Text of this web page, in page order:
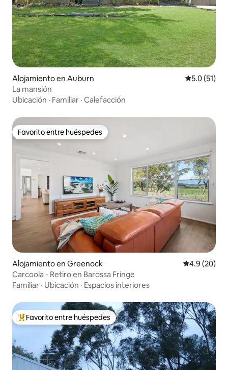
Alojamiento en Auburn Calificación
5.0 (51)
La mansión
Ubicación · Familiar · Calefacción
Favorito entre huéspedes
Favorito entre huéspedes
Alojamiento en Greenock Calificación
4.9 (20)
Carcoola - Retiro en Barossa Fringe
Familiar · Ubicación · Espacios interiores
Favorito entre huéspedes preferido
Favorito entre huéspedes